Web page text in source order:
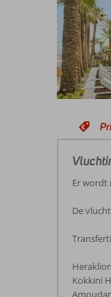
Er wordt
De
Kokkini